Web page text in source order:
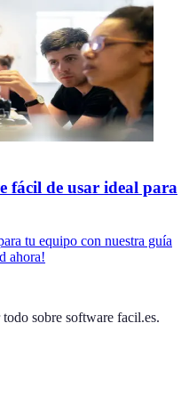
fácil de usar ideal para
tu equipo con nuestra guía
ahora!
sobre software facil.es.